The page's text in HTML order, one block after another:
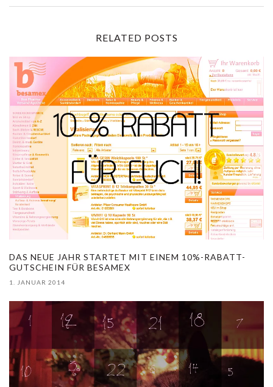
RELATED POSTS
DAS NEUE JAHR STARTET MIT EINEM 10%-RABATT-
GUTSCHEIN FÜR BESAMEX
1. JANUAR 2014